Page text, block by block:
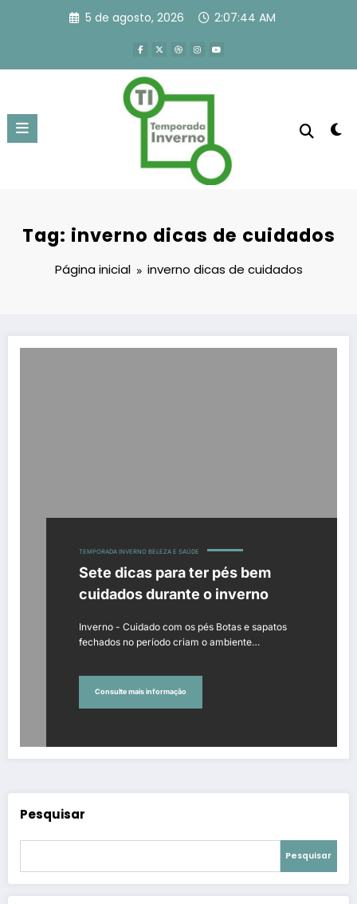
5 de agosto, 2026 2:07:44 AM
Tag: inverno dicas de cuidados
Página inicial inverno dicas de cuidados
TEMPORADA INVERNO BELEZA E SAÚDE
Sete dicas para ter pés bem
cuidados durante o inverno
Inverno - Cuidado com os pés Botas e sapatos
fechados no período criam o ambiente…
Consulte mais informação
Pesquisar
Pesquisar